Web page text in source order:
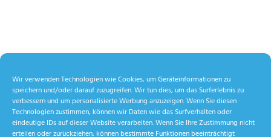
Wir verwenden Technologien wie Cookies, um Geräteinformationen zu
speichern und/oder darauf zuzugreifen. Wir tun dies, um das Surferlebnis zu
verbessern und um personalisierte Werbung anzuzeigen. Wenn Sie diesen
Technologien zustimmen, können wir Daten wie das Surfverhalten oder
eindeutige IDs auf dieser Website verarbeiten. Wenn Sie Ihre Zustimmung nicht
erteilen oder zurückziehen, können bestimmte Funktionen beeinträchtigt